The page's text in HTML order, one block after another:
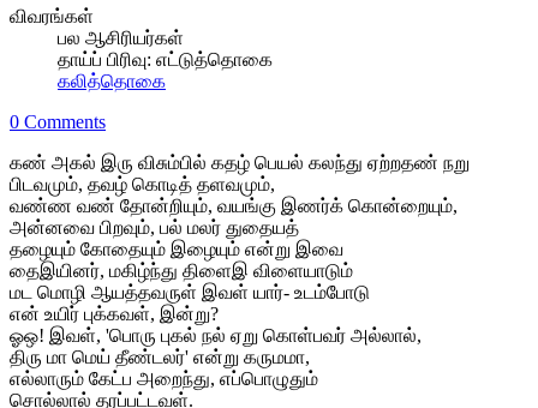
விவரங்கள்
பல ஆசிரியர்கள்
தாய்ப் பிரிவு: எட்டுத்தொகை
கலித்தொகை
0 Comments
கண் அகல் இரு விசும்பில் கதழ் பெயல் கலந்து ஏற்றதண் நறு
பிடவமும், தவழ் கொடித் தளவமும்,
வண்ண வண் தோன்றியும், வயங்கு இணர்க் கொன்றையும்,
அன்னவை பிறவும், பல் மலர் துதையத்
தழையும் கோதையும் இழையும் என்று இவை
தைஇயினர், மகிழ்ந்து திளைஇ விளையாடும்
மட மொழி ஆயத்தவருள் இவள் யார்- உடம்போடு
என் உயிர் புக்கவள், இன்று?
ஓஒ! இவள், 'பொரு புகல் நல் ஏறு கொள்பவர் அல்லால்,
திரு மா மெய் தீண்டலர்' என்று கருமமா,
எல்லாரும் கேட்ப அறைந்து, எப்பொழுதும்
சொல்லால் தரப்பட்டவள்.